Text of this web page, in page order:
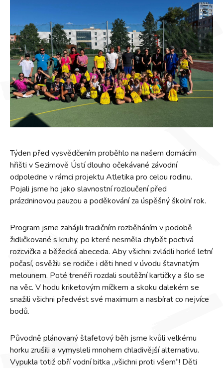
Týden před vysvědčením proběhlo na našem domácím
hřišti v Sezimově Ústí dlouho očekávané závodní
odpoledne v rámci projektu Atletika pro celou rodinu.
Pojali jsme ho jako slavnostní rozloučení před
prázdninovou pauzou a poděkování za úspěšný školní rok.
Program jsme zahájili tradičním rozběháním v podobě
židličkované s kruhy, po které nesměla chybět poctivá
rozcvička a běžecká abeceda. Aby všichni zvládli horké letní
počasí, osvěžili se rodiče i děti hned v úvodu šťavnatým
melounem. Poté trenéři rozdali soutěžní kartičky a šlo se
na věc. V hodu kriketovým míčkem a skoku dalekém se
snažili všichni předvést své maximum a nasbírat co nejvíce
bodů.
Původně plánovaný štafetový běh jsme kvůli velkému
horku zrušili a vymysleli mnohem chladivější alternativu.
Vypukla totiž obří vodní bitka „všichni proti všem“! Děti